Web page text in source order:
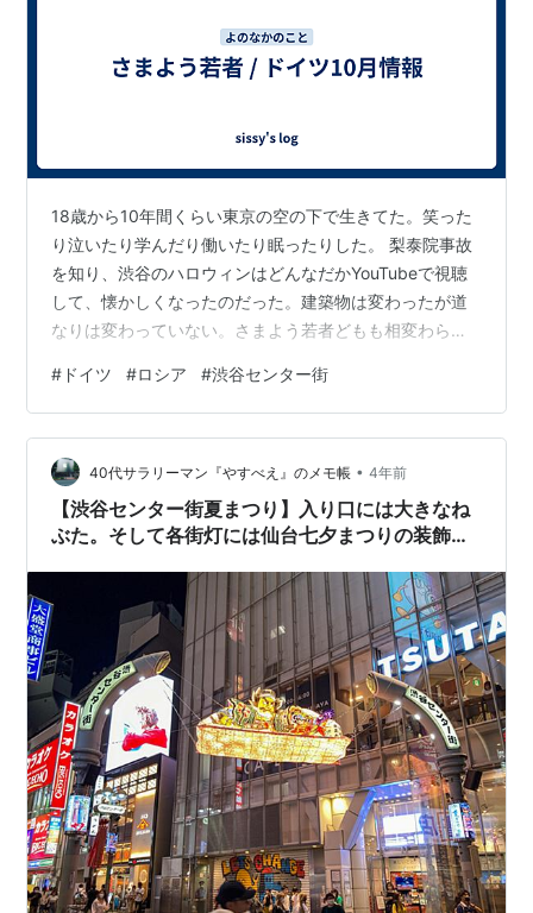
18歳から10年間くらい東京の空の下で生きてた。笑った
り泣いたり学んだり働いたり眠ったりした。 梨泰院事故
を知り、渋谷のハロウィンはどんなだかYouTubeで視聴
して、懐かしくなったのだった。建築物は変わったが道
なりは変わっていない。さまよう若者どもも相変わらず
めてくれそうなもの、面白そうなものにわらわらと群が
る。そして「何もねえじゃねえか！」という経験を２,３
回やり「私がバカでした」と知った後に、大人になるの
だ。(まあ一生群がってるひともいるけどね) 南青山、赤
坂、南渋谷、中目黒で働く年月もありもう本当に渋谷に
は世話になった。坂が多い。チャリ…
# ドイツ #ロシア #渋谷センター街
40代サラリーマン『やすべえ』のメモ帳 • 4年前
【渋谷センター街夏まつり】入り口には大きなね
ぶた。そして各街灯には仙台七夕まつりの装飾が